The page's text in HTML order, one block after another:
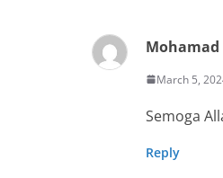
March 5,
Semoga
Reply